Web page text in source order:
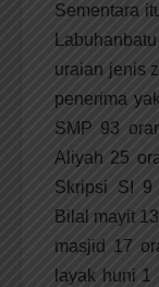
Sementara
uraian jenis
penerima
SMP 93
Aliyah 25
Skripsi SI 9
Bilal mayit
masjid 17
layak huni 1